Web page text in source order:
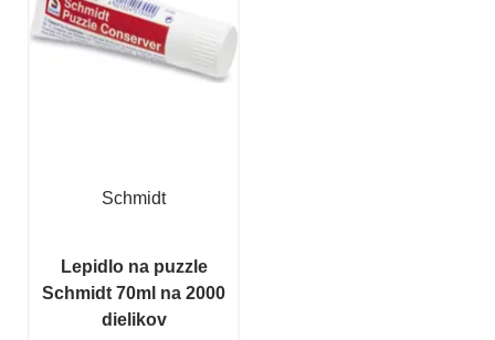
Schmidt
Lepidlo na puzzle
Schmidt 70ml na 2000
dielikov